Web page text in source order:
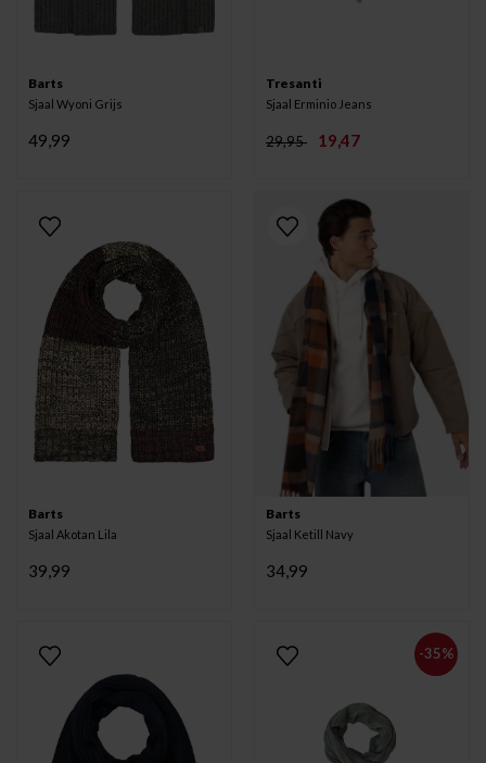
Barts
Sjaal Wyoni Grijs
49,99
Tresanti
Sjaal Erminio Jeans
29,95 19,47
Barts
Sjaal Akotan Lila
39,99
Barts
Sjaal Ketill Navy
34,99
-35%